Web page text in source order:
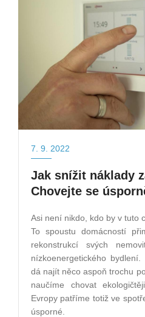
7. 9. 2022
Jak snížit náklady
Chovejte se
Asi není nikdo, kdo by v tuto
To spoustu domácností
rekonstrukcí svých
nízkoenergetického
dá najít něco aspoň trochu
naučíme chovat
Evropy patříme totiž ve
úsporné.